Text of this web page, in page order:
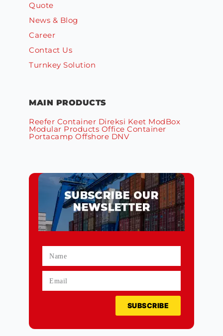
Quote
News & Blog
Career
Contact Us
Turnkey Solution
MAIN PRODUCTS
Reefer Container Direksi Keet ModBox
Modular Products Office Container
Portacamp Offshore DNV
SUBSCRIBE